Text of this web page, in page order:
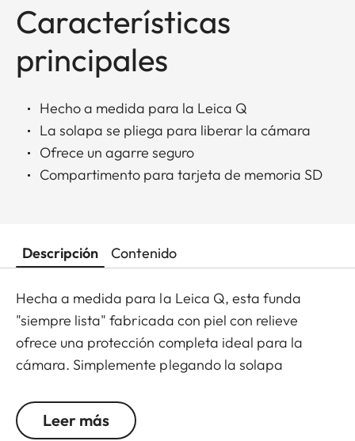
Características
principales
Hecho a medida para la Leica Q
La solapa se pliega para liberar la cámara
Ofrece un agarre seguro
Compartimento para tarjeta de memoria SD
Descripción Contenido
Hecha a medida para la Leica Q, esta funda
"siempre lista" fabricada con piel con relieve
ofrece una protección completa ideal para la
cámara. Simplemente plegando la solapa
captar el próximo momento decisivo. Además, la
solapa delantera cuenta con un compartimento
Leer más